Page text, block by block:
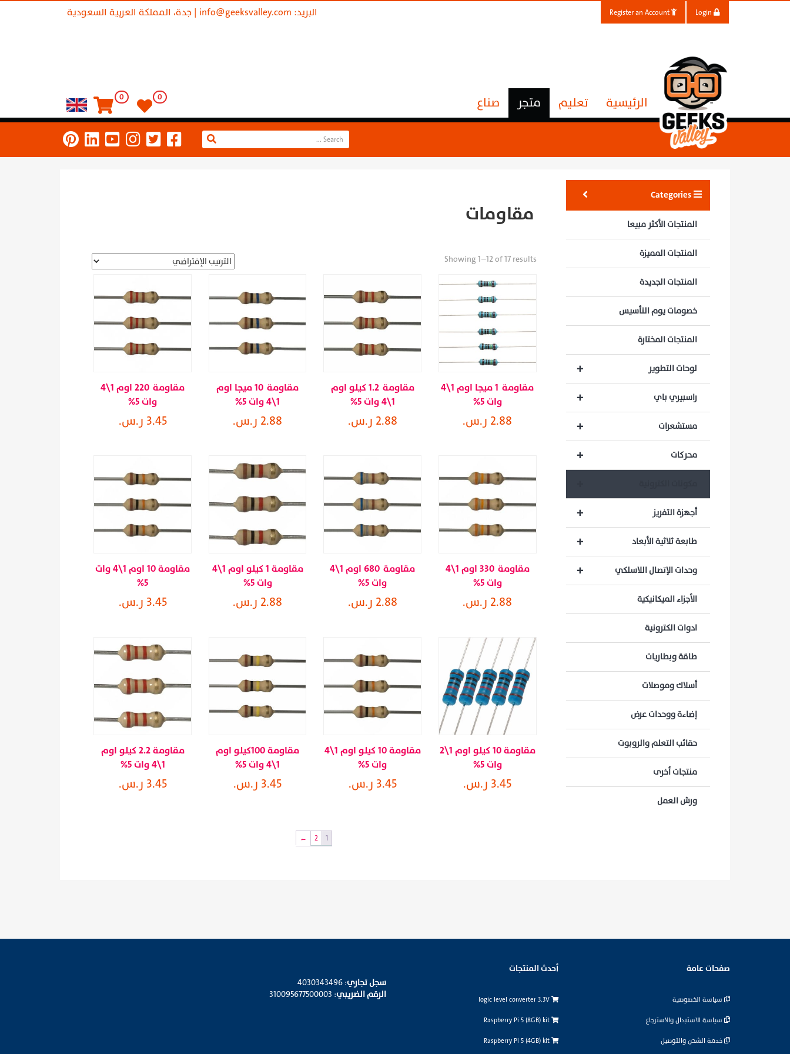
البريد: info@geeksvalley.com | جدة، المملكة العربية السعودية
الرئيسية تعليم متجر صناع 0
0
المنتجات الأكثر مبيعا
المنتجات المميزة
المنتجات الجديدة
خصومات يوم التأسيس
المنتجات المختارة
+ لوحات التطوير
+ راسبيري باي
+ مستشعرات
+ محركات
+ أجهزة التفريز
+ طابعة ثلاثية الأبعاد
+ وحدات الإتصال اللاسلكي
الأجزاء الميكانيكية
ادوات الكترونية
طاقة وبطاريات
أسلاك وموصلات
إضاءة ووحدات عرض
حقائب التعلم والروبوت
منتجات أخرى
ورش العمل
مقاومات
Showing 1–12 of 17 results
مقاومة 1 ميجا اوم 1\4
وات 5%
2.88 ر.س.
مقاومة 1.2 كيلو اوم
1\4 وات 5%
2.88 ر.س.
مقاومة 10 ميجا اوم
1\4 وات 5%
2.88 ر.س.
مقاومة 220 اوم 1\4
وات 5%
3.45 ر.س.
مقاومة 330 اوم 1\4
وات 5%
2.88 ر.س.
مقاومة 680 اوم 1\4
وات 5%
2.88 ر.س.
مقاومة 1 كيلو اوم 1\4
وات 5%
2.88 ر.س.
مقاومة 10 اوم 1\4 وات
5%
3.45 ر.س.
مقاومة 10 كيلو اوم 1\2
وات 5%
3.45 ر.س.
مقاومة 10 كيلو اوم 1\4
وات 5%
3.45 ر.س.
مقاومة 100كيلو اوم
1\4 وات 5%
3.45 ر.س.
مقاومة 2.2 كيلو اوم
1\4 وات 5%
3.45 ر.س.
1
2
←
صفحات عامة
سياسة الخصوصية
سياسة الاستبدال والاسترجاع
خدمة الشحن والتوصيل
أحدث المنتجات
logic level converter 3.3V
Raspberry Pi 5 (8GB) kit
Raspberry Pi 5 (4GB) kit
سجل تجاري: 4030343496
الرقم الضريبي: 310095677500003